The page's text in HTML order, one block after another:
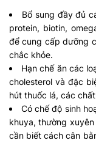
Bổ sung đầy đủ
protein, biotin,
để cung cấp dưỡng
chắc khỏe.
Hạn chế ăn các
cholesterol và đặc
hút thuốc lá, các
Có chế độ sinh
khuya, thường
cần biết cách cân